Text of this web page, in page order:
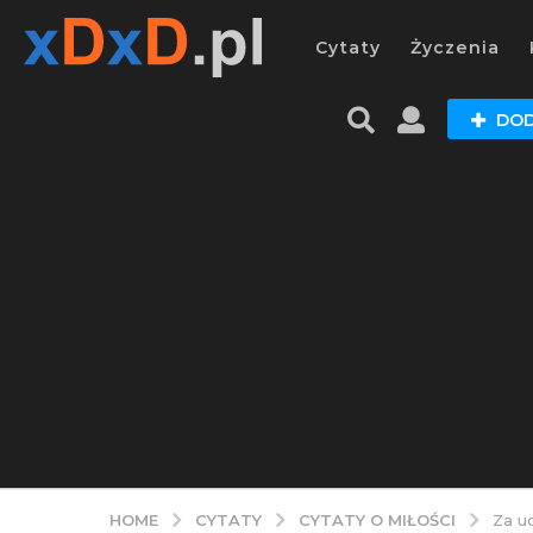
Cytaty Życzenia
HOME CYTATY CYTATY O MIŁOŚCI Za